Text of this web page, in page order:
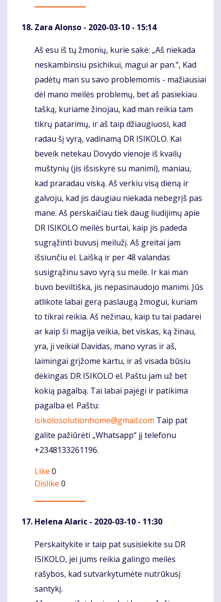
Zara Alonso - 2020-03-10 - 15:14
Komentaras
Aš esu iš tų žmonių, kurie sakė: „Aš niekada
neskambinsiu psichikui, magui ar pan.“, Kad
padėtų man su savo problemomis - mažiausiai
dėl mano meilės problemų, bet aš pasiekiau
tašką, kuriame žinojau, kad man reikia tam
tikrų patarimų, ir aš taip džiaugiuosi, kad
radau šį vyrą, vadinamą DR ISIKOLO. Kai
beveik netekau Dovydo vienoje iš kvailų
muštynių (jis išsiskyrė su manimi), maniau,
kad praradau viską. Aš verkiu visą dieną ir
galvoju, kad jis daugiau niekada nebegrįš pas
mane. Aš perskaičiau tiek daug liudijimų apie
DR ISIKOLO meilės burtai, kaip jis padeda
sugrąžinti buvusį meilužį. Aš greitai jam
išsiunčiu el. Laišką ir per 48 valandas
susigrąžinu savo vyrą su meile. Ir kai man
buvo beviltiška, jis nepasinaudojo manimi. Jūs
atlikote labai gerą paslaugą žmogui, kuriam
to tikrai reikia. Aš nežinau, kaip tu tai padarei
ar kaip ši magija veikia, bet viskas, ką žinau,
yra, ji veikia! Davidas, mano vyras ir aš,
laimingai grįžome kartu, ir aš visada būsiu
dėkingas DR ISIKOLO el. Paštu jam už bet
kokią pagalbą. Tai labai pajėgi ir patikima
pagalba el. Paštu:
isikolosolutionhome@gmail.com Taip pat
galite pažiūrėti „Whatsapp“ jį telefonu
+2348133261196.
Like 0
Dislike 0
Helena Alaric - 2020-03-10 - 11:30
Komentaras
Perskaitykite ir taip pat susisiekite su DR
ISIKOLO, jei jums reikia galingo meilės
rašybos, kad sutvarkytumėte nutrūkusį
santykį.